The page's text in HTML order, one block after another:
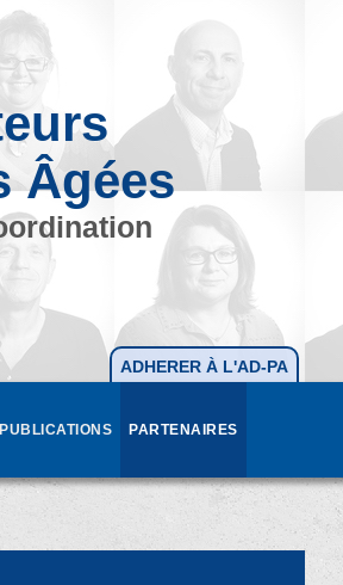
Âgées
ADHERER À L'AD-PA
PUBLICATIONS PARTENAIRES